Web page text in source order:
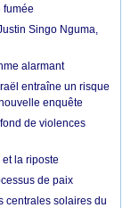
fumée
Singo Nguma,
alarmant
entraîne un risque
enquête
de violences
et la riposte
de paix
centrales solaires du